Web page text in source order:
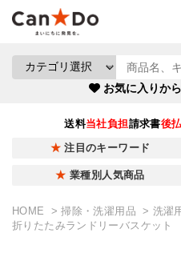
お気に入りから
送料当社負担請求書後
注目のキーワード
業種別人気商品
HOME 掃除・洗濯用品
洗濯
折りたたみランドリーバスケット